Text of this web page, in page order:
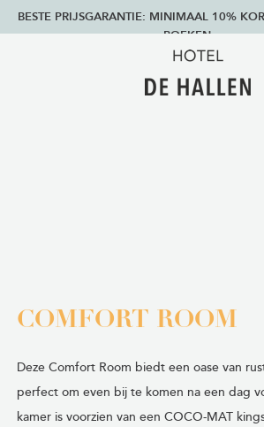
BESTE PRIJSGARANTIE: MINIMAAL 10%
BOEKEN
COMFORT ROOM
Deze Comfort Room biedt een oase van
perfect om even bij te komen na een dag
kamer is voorzien van een COCO-MAT